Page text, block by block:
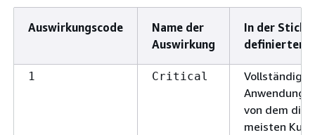
Auswirkungscode
Name der
Auswirkung
In der
definierter
1 Critical
Vollständiger
von dem die
meisten